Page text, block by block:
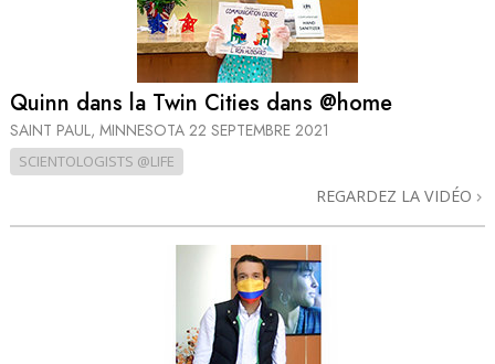
Quinn dans la Twin Cities dans @home
SAINT PAUL, MINNESOTA 22 SEPTEMBRE 2021
SCIENTOLOGISTS @LIFE
REGARDEZ LA VIDÉO